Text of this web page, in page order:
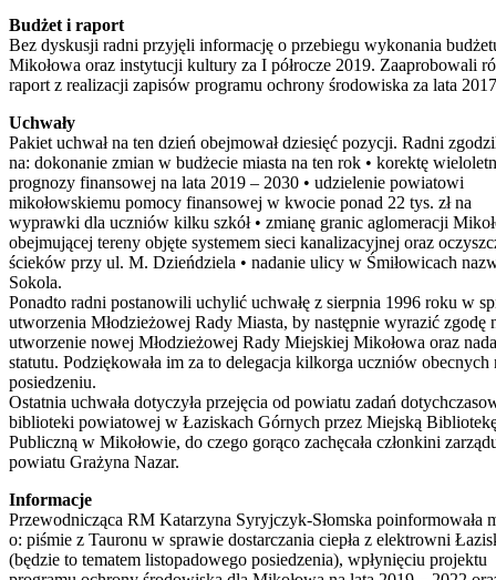
Budżet i raport
Bez dyskusji radni przyjęli informację o przebiegu wykonania
Mikołowa oraz instytucji kultury za I półrocze 2019. Zaaprobowali
raport z realizacji zapisów programu ochrony środowiska za lata
Uchwały
Pakiet uchwał na ten dzień obejmował dziesięć pozycji. Radni
na: dokonanie zmian w budżecie miasta na ten rok • korektę
prognozy finansowej na lata 2019 – 2030 • udzielenie powiatowi
mikołowskiemu pomocy finansowej w kwocie ponad 22 tys. zł na
wyprawki dla uczniów kilku szkół • zmianę granic aglomeracji
obejmującej tereny objęte systemem sieci kanalizacyjnej oraz
ścieków przy ul. M. Dzieńdziela • nadanie ulicy w Śmiłowicach
Sokola.
Ponadto radni postanowili uchylić uchwałę z sierpnia 1996 roku w
utworzenia Młodzieżowej Rady Miasta, by następnie wyrazić zgodę
utworzenie nowej Młodzieżowej Rady Miejskiej Mikołowa oraz
statutu. Podziękowała im za to delegacja kilkorga uczniów obecnych
posiedzeniu.
Ostatnia uchwała dotyczyła przejęcia od powiatu zadań
biblioteki powiatowej w Łaziskach Górnych przez Miejską
Publiczną w Mikołowie, do czego gorąco zachęcała członkini
powiatu Grażyna Nazar.
Informacje
Przewodnicząca RM Katarzyna Syryjczyk-Słomska poinformowała
o: piśmie z Tauronu w sprawie dostarczania ciepła z elektrowni
(będzie to tematem listopadowego posiedzenia), wpłynięciu projektu